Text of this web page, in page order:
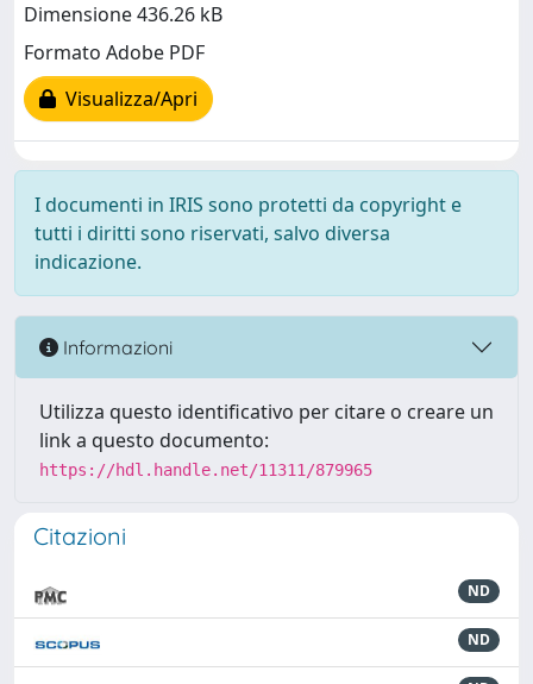
Dimensione 436.26 kB
Formato Adobe PDF
Visualizza/Apri
I documenti in IRIS sono protetti da copyright e
tutti i diritti sono riservati, salvo diversa
indicazione.
Informazioni
Utilizza questo identificativo per citare o creare un
link a questo documento:
https://hdl.handle.net/11311/879965
Citazioni
ND
ND